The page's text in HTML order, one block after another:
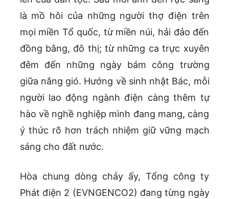
là mồ hôi của những người thợ điện trên
mọi miền Tổ quốc, từ miền núi, hải đảo đến
đồng bằng, đô thị; từ những ca trực xuyên
đêm đến những ngày bám công trường
giữa nắng gió. Hướng về sinh nhật Bác, mỗi
người lao động ngành điện càng thêm tự
hào về nghề nghiệp mình đang mang, càng
ý thức rõ hơn trách nhiệm giữ vững mạch
sáng cho đất nước.
Hòa chung dòng chảy ấy, Tổng công ty
Phát điện 2 (EVNGENCO2) đang từng ngày